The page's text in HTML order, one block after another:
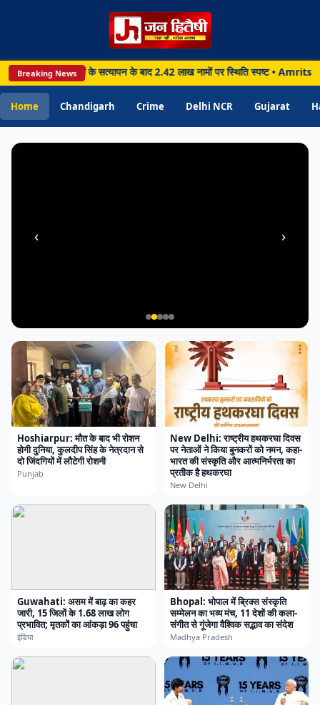
Breaking News
मतदाताओं के सत्यापन के बाद 2.42 लाख नामों पर स्थिति स्पष्ट • Amritsar:
Home Chandigarh Crime Delhi NCR Gujarat
‹ ›
Chandigarh • 07 Aug 2026
Amritsar: 12 सितंबर को लगेगी राष्ट्रीय लोक
अदालत, अमृतसर में हजारों मामलों के त्वरित
निपटारे की तैयारी
Hoshiarpur: मौत के बाद भी रोशन
होगी दुनिया, कुलदीप सिंह के नेत्रदान से
दो जिंदगियों में लौटेगी रोशनी
Punjab
New Delhi: राष्ट्रीय हथकरघा दिवस
पर नेताओं ने किया बुनकरों को नमन, कहा-
भारत की संस्कृति और आत्मनिर्भरता का
प्रतीक है हथकरघा
New Delhi
Guwahati: असम में बाढ़ का कहर
जारी, 15 जिलों के 1.68 लाख लोग
प्रभावित; मृतकों का आंकड़ा 96 पहुंचा
इंडिया
Bhopal: भोपाल में ब्रिक्स संस्कृति
सम्मेलन का भव्य मंच, 11 देशों की कला-
संगीत से गूंजेगा वैश्विक सद्भाव का संदेश
Madhya Pradesh